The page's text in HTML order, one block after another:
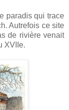
paradis qui trace
Autrefois ce site
de rivière venait
XVIIe.